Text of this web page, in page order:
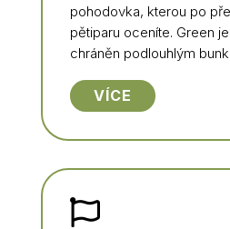
pohodovka, kterou po
pětiparu oceníte. Green
chráněn podlouhlým
VÍCE
